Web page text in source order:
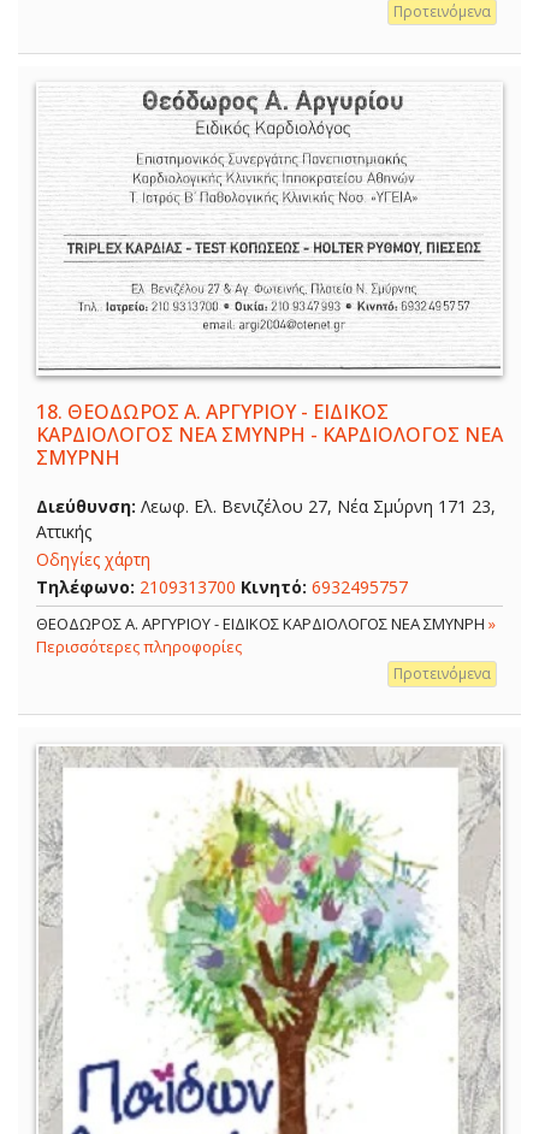
Προτεινόμενα
18. ΘΕΟΔΩΡΟΣ Α. ΑΡΓΥΡΙΟΥ - ΕΙΔΙΚΟΣ
ΚΑΡΔΙΟΛΟΓΟΣ ΝΕΑ ΣΜΥΝΡΗ - ΚΑΡΔΙΟΛΟΓΟΣ ΝΕΑ
ΣΜΥΡΝΗ
Διεύθυνση: Λεωφ. Ελ. Βενιζέλου 27, Νέα Σμύρνη 171 23,
Αττικής
Οδηγίες χάρτη
Τηλέφωνο: 2109313700 Κινητό: 6932495757
ΘΕΟΔΩΡΟΣ Α. ΑΡΓΥΡΙΟΥ - ΕΙΔΙΚΟΣ ΚΑΡΔΙΟΛΟΓΟΣ ΝΕΑ ΣΜΥΝΡΗ »
Περισσότερες πληροφορίες
Προτεινόμενα